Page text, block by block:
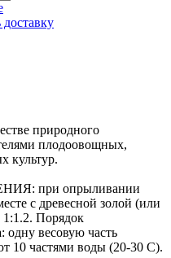
доставку
природного
плодоовощных,
культур.
при опрыливании
с древесной золой (или
Порядок
одну весовую часть
10 частями воды (20-30 С).